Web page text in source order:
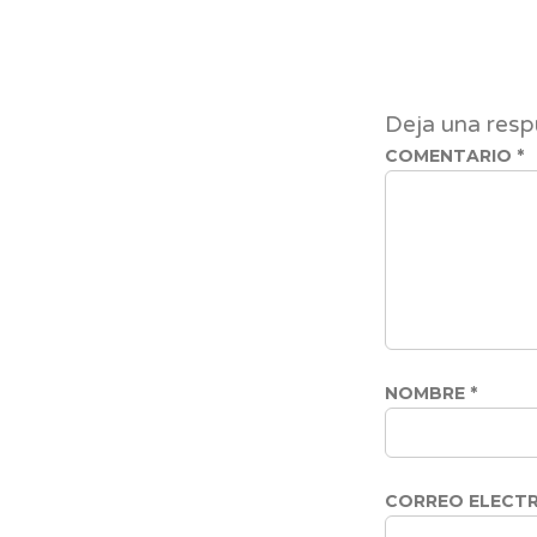
Deja una
COMENTARIO *
NOMBRE *
CORREO